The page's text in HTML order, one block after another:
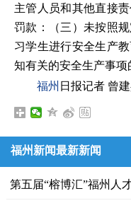
主管人员和其他直接
罚款：（三）未按照
习学生进行安全生产
知有关的安全生产事项
福州 日报记者 曾
福州新闻最新新闻
第五届“榕博汇”福州人